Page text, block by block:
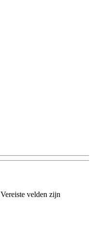
Vereiste velden zijn